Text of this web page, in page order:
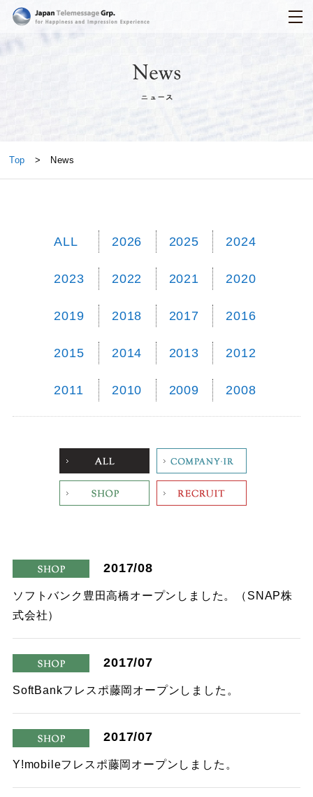
日本テレメッセージ
Top > News
ALL 2026 2025 2024
2023 2022 2021 2020
2019 2018 2017 2016
2015 2014 2013 2012
2011 2010 2009 2008
ALL Company
shop
2017/08
ソフトバンク豊田高橋オープンしました。（SNAP株
式会社）
shop
2017/07
SoftBankフレスポ藤岡オープンしました。
shop
2017/07
Y!mobileフレスポ藤岡オープンしました。